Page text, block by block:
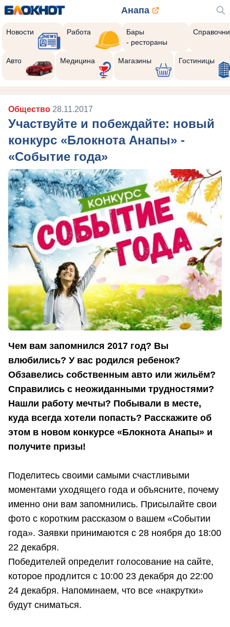
Анапа
Новости Работа
Бары
- рестораны
Авто Медицина Магазины Гостиницы
Общество 28.11.2017
Участвуйте и побеждайте: новый
конкурс «Блокнота Анапы» -
«Событие года»
Чем вам запомнился 2017 год? Вы
влюбились? У вас родился ребенок?
Обзавелись собственным авто или жильём?
Справились с неожиданными трудностями?
Нашли работу мечты? Побывали в месте,
куда всегда хотели попасть? Расскажите об
этом в новом конкурсе «Блокнота Анапы» и
получите призы!
Поделитесь своими самыми счастливыми
моментами уходящего года и объясните, почему
именно они вам запомнились. Присылайте свои
фото с коротким рассказом о вашем «Событии
года». Заявки принимаются с 28 ноября до 18:00
22 декабря.
Победителей определит голосование на сайте,
которое продлится с 10:00 23 декабря до 22:00
24 декабря. Напоминаем, что все «накрутки»
будут сниматься.